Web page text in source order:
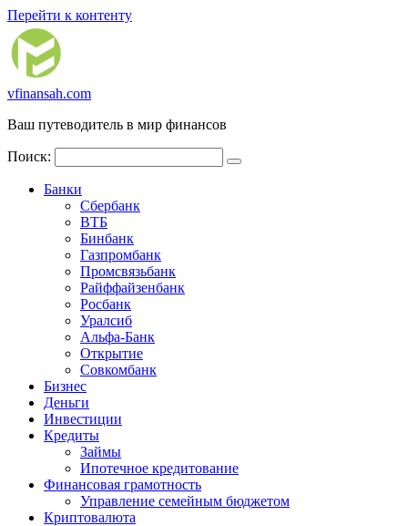
Перейти к контенту
vfinansah.com
Ваш путеводитель в мир финансов
Поиск:
Банки
Сбербанк
ВТБ
Бинбанк
Газпромбанк
Промсвязьбанк
Райффайзенбанк
Росбанк
Уралсиб
Альфа-Банк
Открытие
Совкомбанк
Бизнес
Деньги
Инвестиции
Кредиты
Займы
Ипотечное кредитование
Финансовая грамотность
Управление семейным бюджетом
Криптовалюта